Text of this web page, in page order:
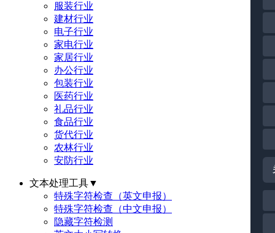
服装行业
建材行业
电子行业
家电行业
家居行业
办公行业
包装行业
医药行业
礼品行业
食品行业
货代行业
农林行业
安防行业
文本处理工具▼
特殊字符检查（英文申报）
特殊字符检查（中文申报）
隐藏字符检测